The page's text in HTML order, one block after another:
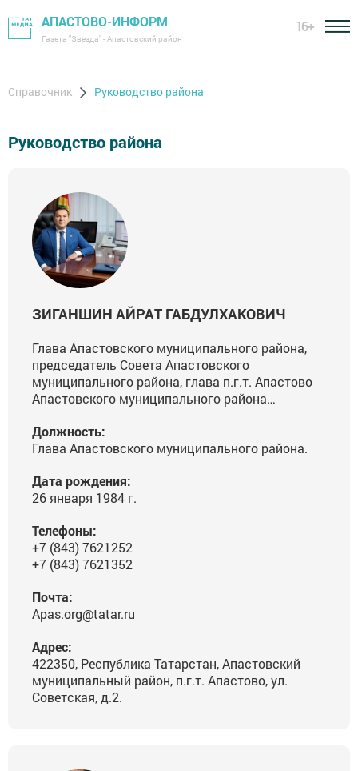
АПАСТОВО-ИНФОРМ
Газета "Звезда" - Апастовский район
16+
Справочник Руководство района
Руководство района
ЗИГАНШИН АЙРАТ ГАБДУЛХАКОВИЧ
Глава Апастовского муниципального района,
председатель Совета Апастовского
муниципального района, глава п.г.т. Апастово
Апастовского муниципального района
Должность:
Глава Апастовского муниципального района.
Дата рождения:
26 января 1984 г.
Телефоны:
+7 (843) 7621252
+7 (843) 7621352
Почта:
Apas.org@tatar.ru
Адрес:
422350, Республика Татарстан, Апастовский
муниципальный район, п.г.т. Апастово, ул.
Советская, д.2.